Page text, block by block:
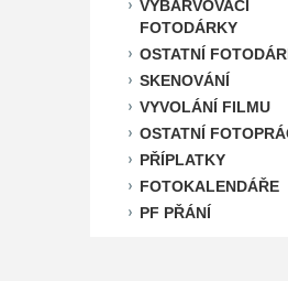
VYBARVOVACÍ
FOTODÁRKY
OSTATNÍ
SKENOVÁNÍ
VYVOLÁNÍ FILMU
OSTATNÍ
PŘÍPLATKY
FOTOKALENDÁŘE
PF PŘÁNÍ